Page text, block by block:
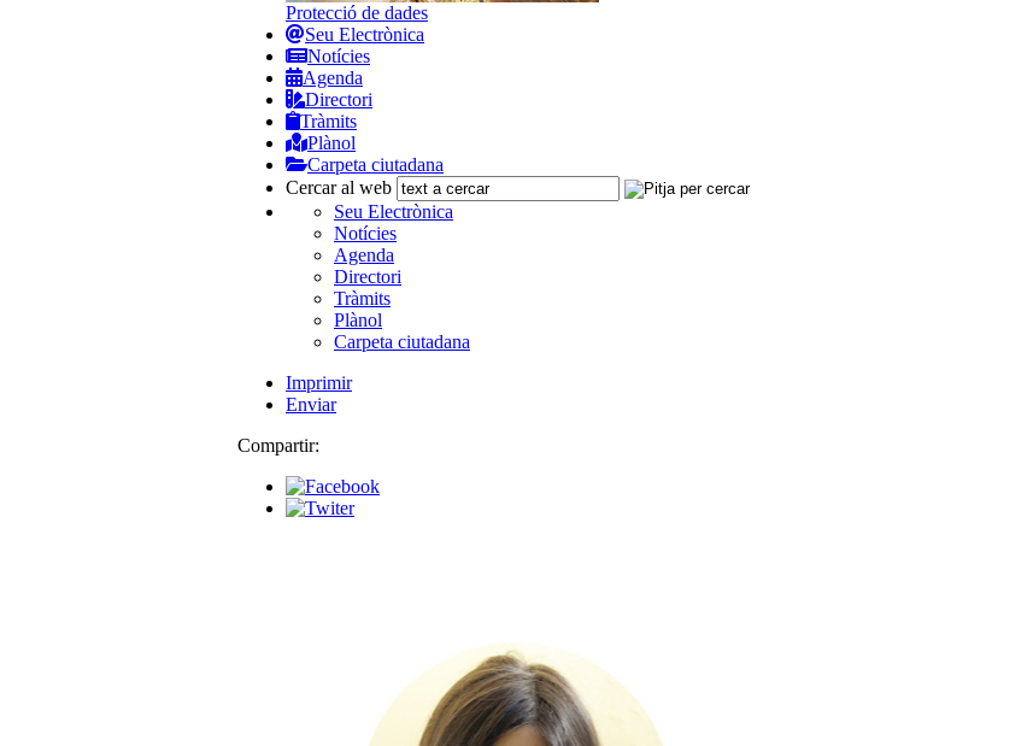
Protecció de dades
Seu Electrònica
Notícies
Agenda
Directori
Tràmits
Plànol
Carpeta ciutadana
Cercar al web
Seu Electrònica
Notícies
Agenda
Directori
Tràmits
Plànol
Carpeta ciutadana
Imprimir
Enviar
Compartir: